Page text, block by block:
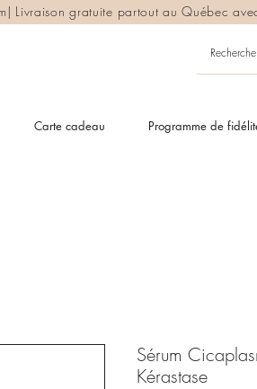
Livraison gratuite partout au Québec
Carte cadeau Programme de
Sérum
Kérastase